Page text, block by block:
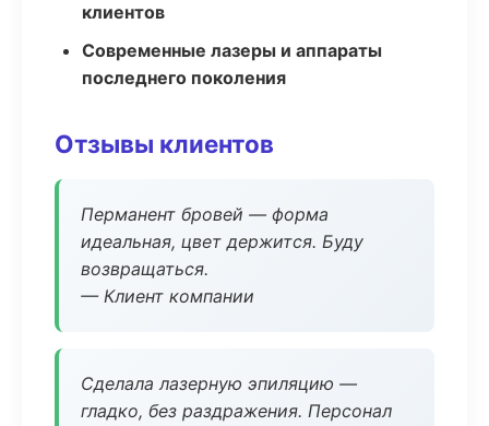
клиентов
Современные лазеры и аппараты
последнего поколения
Отзывы клиентов
Перманент бровей — форма
идеальная, цвет держится. Буду
возвращаться.
— Клиент компании
Сделала лазерную эпиляцию —
гладко, без раздражения. Персонал